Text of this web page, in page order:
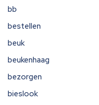
bb
bestellen
beuk
beukenhaag
bezorgen
bieslook